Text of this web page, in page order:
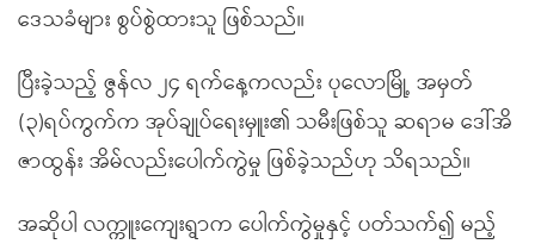
ဒေသခံများ စွပ်စွဲထားသူ ဖြစ်သည်။
ပြီးခဲ့သည့် ဇွန်လ ၂၄ ရက်နေ့ကလည်း ပုလောမြို့ အမှတ်
(၃)ရပ်ကွက်က အုပ်ချုပ်ရေးမှူး၏ သမီးဖြစ်သူ ဆရာမ ဒေါ်အိ
ဇာထွန်း အိမ်လည်းပေါက်ကွဲမှု ဖြစ်ခဲ့သည်ဟု သိရသည်။
အဆိုပါ လက္ကူးကျေးရွာက ပေါက်ကွဲမှုနှင့် ပတ်သက်၍ မည့်